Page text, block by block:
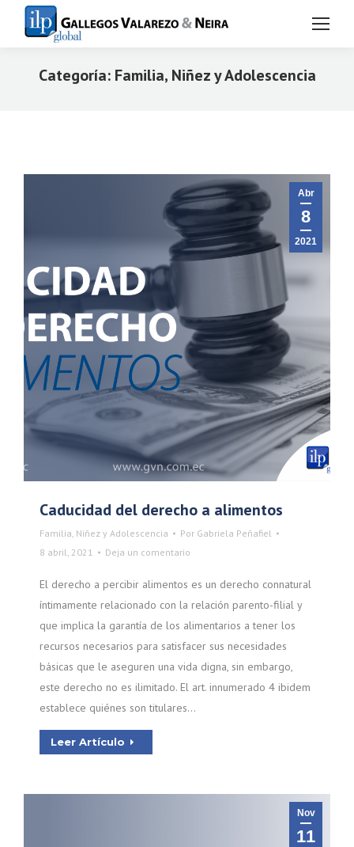
Categoría: Familia, Niñez y Adolescencia
Abr
8
2021
Caducidad del derecho a alimentos
Familia, Niñez y Adolescencia Por Gabriela Peñafiel
8 abril, 2021
Deja un comentario
El derecho a percibir alimentos es un derecho connatural
íntimamente relacionado con la relación parento-filial y
que implica la garantía de los alimentarios a tener los
recursos necesarios para satisfacer sus necesidades
básicas que le aseguren una vida digna, sin embargo,
este derecho no es ilimitado. El art. innumerado 4 ibidem
establece quiénes son titulares…
Leer Artículo
Nov
11